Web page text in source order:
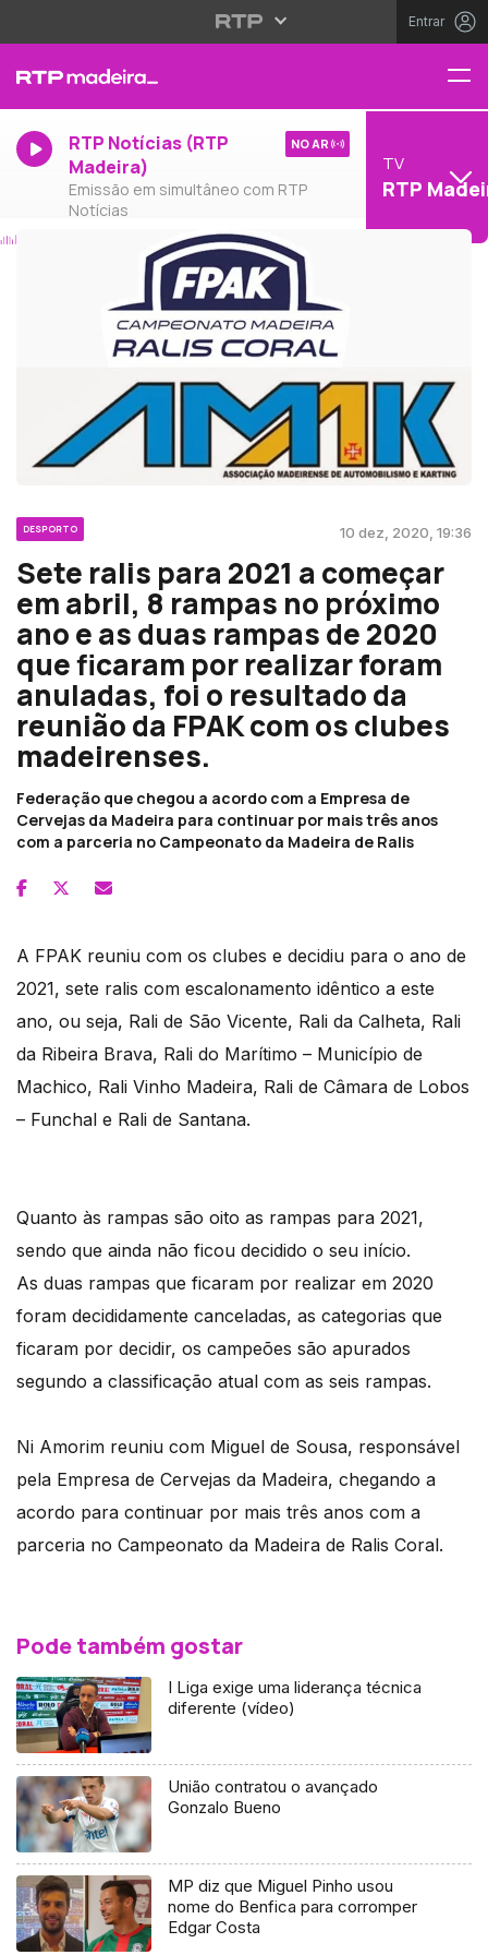
Entrar
RTP Notícias (RTP
Madeira)
Emissão em simultâneo com RTP
Notícias
NO AR
TV
RTP
DESPORTO 10 dez, 2020, 19:36
Sete ralis para 2021 a começar
em abril, 8 rampas no próximo
ano e as duas rampas de 2020
que ficaram por realizar foram
anuladas, foi o resultado da
reunião da FPAK com os clubes
madeirenses.
Federação que chegou a acordo com a Empresa de
Cervejas da Madeira para continuar por mais três anos
com a parceria no Campeonato da Madeira de Ralis
A FPAK reuniu com os clubes e decidiu para o ano de
2021, sete ralis com escalonamento idêntico a este
ano, ou seja, Rali de São Vicente, Rali da Calheta, Rali
da Ribeira Brava, Rali do Marítimo – Município de
Machico, Rali Vinho Madeira, Rali de Câmara de Lobos
– Funchal e Rali de Santana.
Quanto às rampas são oito as rampas para 2021,
sendo que ainda não ficou decidido o seu início.
As duas rampas que ficaram por realizar em 2020
foram decididamente canceladas, as categorias que
ficaram por decidir, os campeões são apurados
segundo a classificação atual com as seis rampas.
Ni Amorim reuniu com Miguel de Sousa, responsável
pela Empresa de Cervejas da Madeira, chegando a
acordo para continuar por mais três anos com a
parceria no Campeonato da Madeira de Ralis Coral.
Pode também gostar
I Liga exige uma liderança técnica
diferente (vídeo)
União contratou o avançado
Gonzalo Bueno
MP diz que Miguel Pinho usou
nome do Benfica para corromper
Edgar Costa